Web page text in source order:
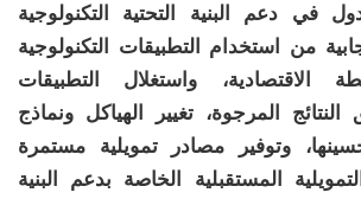
في دعم البنية التحتية التكنولوجية
من استخدام التطبيقات التكنولوجية
الاقتصادية، واستغلال التطبيقات
النتائج المرجوة، تغيير الهياكل ونماذج
وتوفير مصادر تمويلية مستمرة
المستقبلية الخاصة بدعم البنية